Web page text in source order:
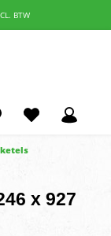
BTW
x 927